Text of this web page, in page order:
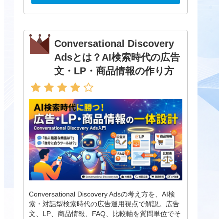
Conversational Discovery
Adsとは？AI検索時代の広告
文・LP・商品情報の作り方
Conversational Discovery Adsの考え方を、AI検
索・対話型検索時代の広告運用視点で解説。広告
文、LP、商品情報、FAQ、比較軸を質問単位でそ